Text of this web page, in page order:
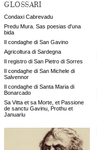
GLOSSARI
Condaxi Cabrevadu
Predu Mura. Sas poesias d'una
bida
Il condaghe di San Gavino
Agricoltura di Sardegna
Il registro di San Pietro di Sorres
Il condaghe di San Michele di
Salvennor
Il condaghe di Santa Maria di
Bonarcado
Sa Vitta et sa Morte, et Passione
de sanctu Gavinu, Prothu et
Januariu